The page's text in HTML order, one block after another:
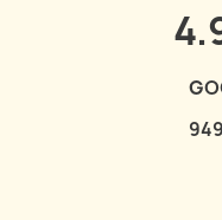
949